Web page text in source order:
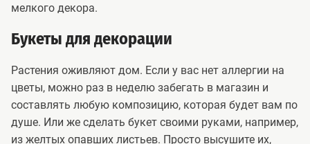
мелкого декора.
Букеты для декорации
Растения оживляют дом. Если у вас нет аллергии на
цветы, можно раз в неделю забегать в магазин и
составлять любую композицию, которая будет вам по
душе. Или же сделать букет своими руками, например,
из желтых опавших листьев. Просто высушите их,